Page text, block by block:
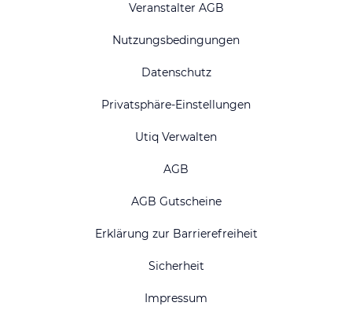
Veranstalter AGB
Nutzungsbedingungen
Datenschutz
Privatsphäre-Einstellungen
Utiq Verwalten
AGB
AGB Gutscheine
Erklärung zur Barrierefreiheit
Sicherheit
Impressum